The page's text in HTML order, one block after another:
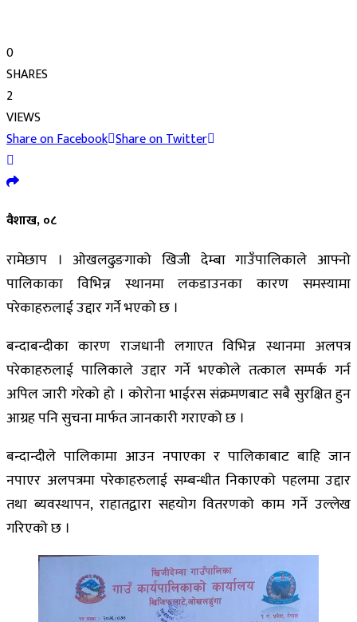
0
SHARES
2
VIEWS
Share on Facebook Share on Twitter
वैशाख, ०८
रामेछाप । ओखलढुङगाको खिजी देम्बा गाउँपालिकाले आफ्नो
पालिकाका विभिन्न स्थानमा लकडाउनका कारण समस्यामा
परेकाहरुलाई उद्दार गर्ने भएको छ ।
बन्दाबन्दीका कारण राजधानी लगाएत विभिन्न स्थानमा अलपत्र
परेकाहरुलाई पालिकाले उद्दार गर्ने भएकोले तत्काल सम्पर्क गर्न
अपिल जारी गरेको हो । कोरोना भाईरस संक्रमणबाट सबै सुरक्षित हुन
आग्रह पनि सुचना मार्फत जानकारी गराएको छ ।
बन्दान्दीले पालिकामा आउन नपाएका र पालिकाबाट बाहि जान
नपाएर अलपत्रमा परेकाहरुलाई सम्बन्धीत निकाएको पहलमा उद्दार
तथा ब्यवस्थापन, राहातद्वारा सहयोग वितरणको काम गर्ने उल्लेख
गरिएको छ ।